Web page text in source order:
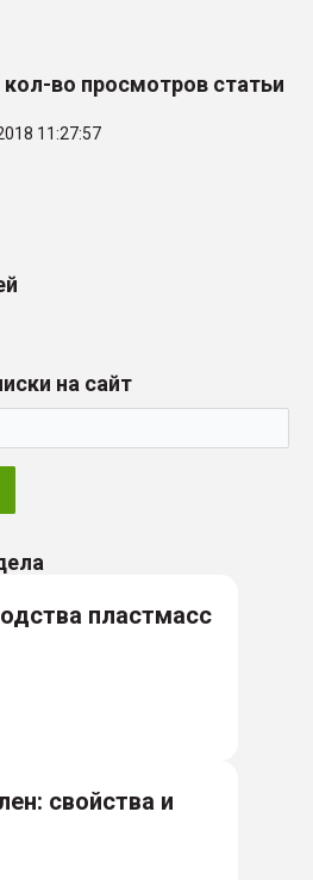
во просмотров статьи
11:27:57
на сайт
пластмасс
свойства и